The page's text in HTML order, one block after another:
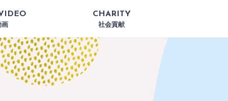
画
CHARITY
社会貢献